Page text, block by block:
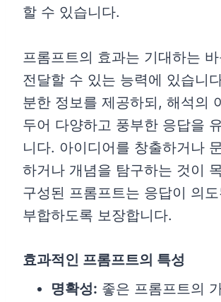
할 수 있습니다.
프롬프트의 효과는 기대하는
전달할 수 있는 능력에 있습니
분한 정보를 제공하되, 해석의
두어 다양하고 풍부한 응답을
니다. 아이디어를 창출하거나
하거나 개념을 탐구하는 것이
구성된 프롬프트는 응답이 의
부합하도록 보장합니다.
효과적인 프롬프트의 특성
명확성: 좋은 프롬프트의